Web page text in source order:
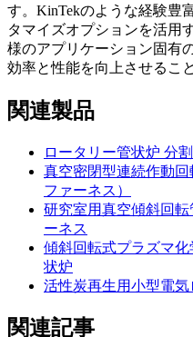
す。KinTekのような経験豊
タマイズオプションを活用
様のアプリケーション固有
効率と性能を向上させるこ
関連製品
ロータリー管状炉 分
真空密閉型連続作動
ファーネス）
研究室用真空傾斜回
ーネス
傾斜回転式プラズマ
状炉
活性炭再生用小型電気
関連記事